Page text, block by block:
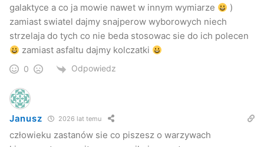
galaktyce a co ja mowie nawet w innym wymiarze
)
zamiast swiatel dajmy snajperow wyborowych niech
strzelaja do tych co nie beda stosowac sie do ich polecen
zamiast asfaltu dajmy kolczatki
0 Odpowiedz
Janusz 2026 lat temu
człowieku zastanów sie co piszesz o warzywach